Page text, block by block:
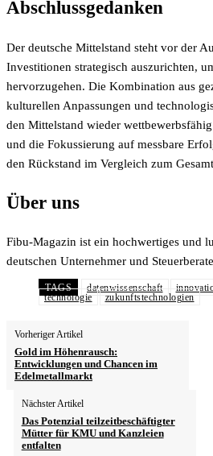
Abschlussgedanken
Der deutsche Mittelstand steht vor der
Investitionen strategisch auszurichten,
hervorzugehen. Die Kombination aus
kulturellen Anpassungen und
den Mittelstand wieder
und die Fokussierung auf messbare
den Rückstand im Vergleich zum
Über uns
Fibu-Magazin ist ein hochwertiges und
deutschen Unternehmer und
TAGS datenwissenschaft
technologie
zukunftstechnologien
Vorheriger Artikel
Gold im Höhenrausch:
Entwicklungen und Chancen im
Edelmetallmarkt
Nächster Artikel
Das Potenzial teilzeitbeschäftigter
Mütter für KMU und Kanzleien
entfalten